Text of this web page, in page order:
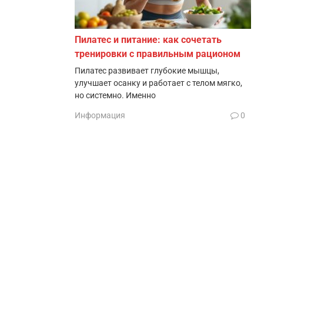
Пилатес и питание: как сочетать
тренировки с правильным рационом
Пилатес развивает глубокие мышцы,
улучшает осанку и работает с телом мягко,
но системно. Именно
Информация 0